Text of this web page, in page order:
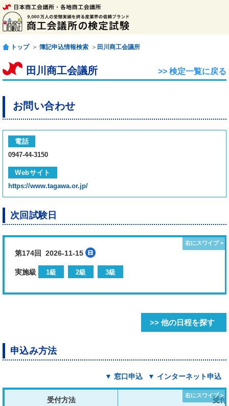
トップ ＞ 簿記申込情報検索 ＞ 田川商工会議所
>> 検定一覧に戻る
田川商工会議所
お問い合わせ
電話
0947-44-3150
Webサイト
https://www.tagawa.or.jp/
次回試験日
第174回 2026-11-15
実施級 1級 2級 3級
>> 他の日程を探す
申込み方法
▼ 窓口申込 ▼ インターネット申込
受付方法 受付